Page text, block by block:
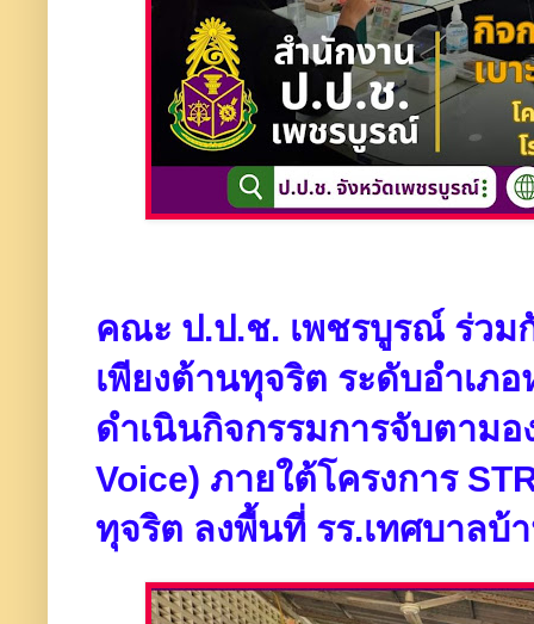
คณะ ป.ป.ช. เพชรบูรณ์ ร่วม
เพียงต้านทุจริต ระดับอำเภ
ดำเนินกิจกรรมการจับตามอ
Voice) ภายใต้โครงการ
ทุจริต ลงพื้นที่ รร.เทศบาลบ้